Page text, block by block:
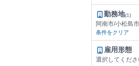
勤務地(1)
阿南市/小松島
条件をクリア
雇用形態
選択してくだ